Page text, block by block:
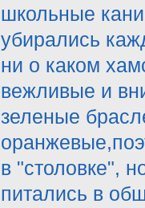
школьные
убирались
ни о каком
вежливые и
зеленые
в "столовке",
питались в